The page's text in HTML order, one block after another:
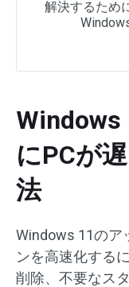
解決するため
にPCが
法
Windows 11のア
ンを高速化する
削除、不要なス